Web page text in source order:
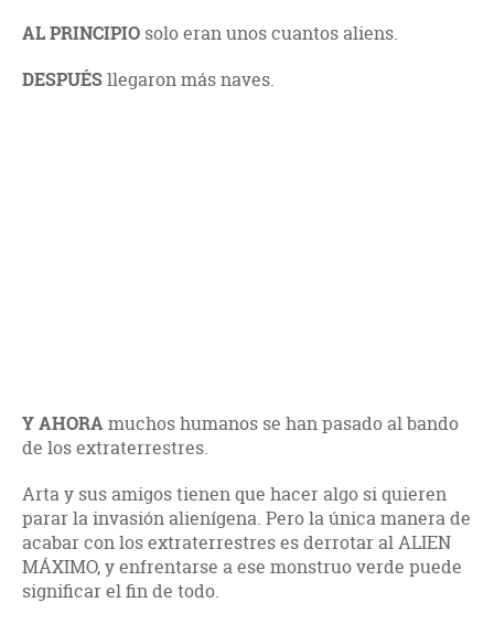
AL PRINCIPIO solo eran unos cuantos aliens.
DESPUÉSllegaron más naves.
Y AHORA muchos humanos se han pasado al bando
de los extraterrestres.
Arta y sus amigos tienen que hacer algo si quieren
parar la invasión alienígena. Pero la única manera de
acabar con los extraterrestres es derrotar al ALIEN
MÁXIMO, y enfrentarse a ese monstruo verde puede
significar el fin de todo.